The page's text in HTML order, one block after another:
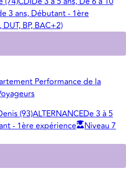
3 ans, Débutant - 1ère
BP, BAC+2)
Performance de la
(93)ALTERNANCEDe 3 à 5
- 1ère expérience
Niveau 7